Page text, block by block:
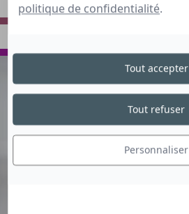
PRIER
politique de confidentialité.
Personnaliser
Tout refuser
Tout accepter